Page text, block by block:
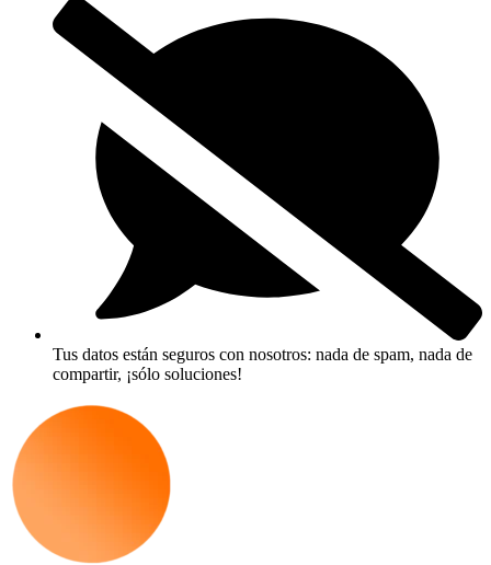
Tus datos están seguros con nosotros: nada de spam, nada de
compartir, ¡sólo soluciones!